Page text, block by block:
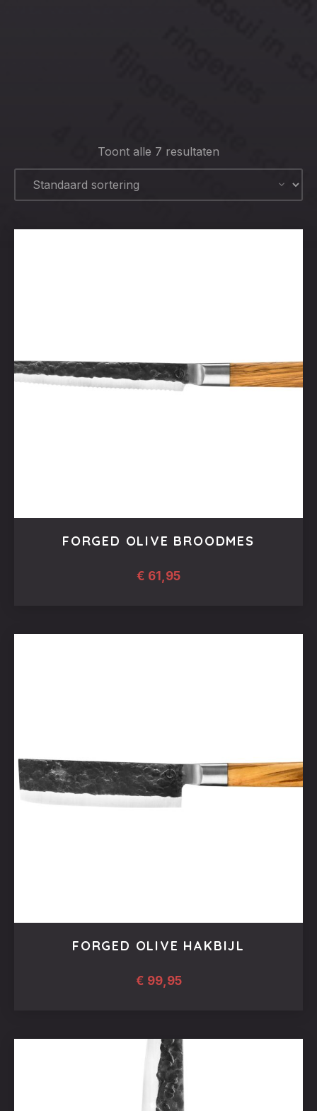
Toont alle 7 resultaten
FORGED OLIVE BROODMES
€ 61,95
FORGED OLIVE HAKBIJL
€ 99,95